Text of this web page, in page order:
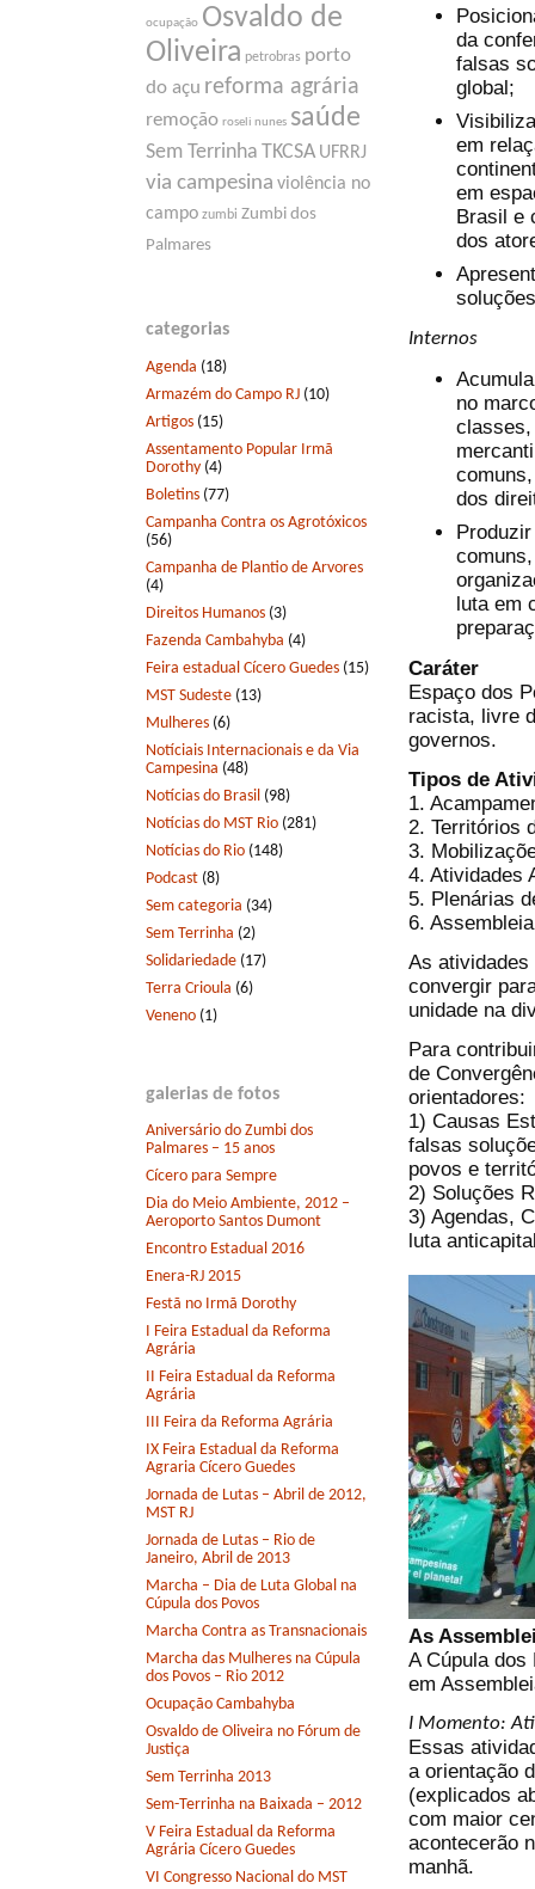
ocupação Osvaldo de
Oliveira petrobras porto
do açu reforma agrária
remoção roseli nunes saúde
Sem Terrinha TKCSA UFRRJ
via campesina violência no
campo zumbi Zumbi dos
Palmares
categorias
Agenda (18)
Armazém do Campo RJ (10)
Artigos (15)
Assentamento Popular Irmã
Dorothy (4)
Boletins (77)
Campanha Contra os Agrotóxicos
(56)
Campanha de Plantio de Arvores
(4)
Direitos Humanos (3)
Fazenda Cambahyba (4)
Feira estadual Cícero Guedes (15)
MST Sudeste (13)
Mulheres (6)
Notíciais Internacionais e da Via
Campesina (48)
Notícias do Brasil (98)
Notícias do MST Rio (281)
Notícias do Rio (148)
Podcast (8)
Sem categoria (34)
Sem Terrinha (2)
Solidariedade (17)
Terra Crioula (6)
Veneno (1)
galerias de fotos
Aniversário do Zumbi dos
Palmares – 15 anos
Cícero para Sempre
Dia do Meio Ambiente, 2012 –
Aeroporto Santos Dumont
Encontro Estadual 2016
Enera-RJ 2015
Festã no Irmã Dorothy
I Feira Estadual da Reforma
Agrária
II Feira Estadual da Reforma
Agrária
III Feira da Reforma Agrária
IX Feira Estadual da Reforma
Agraria Cícero Guedes
Jornada de Lutas – Abril de 2012,
MST RJ
Jornada de Lutas – Rio de
Janeiro, Abril de 2013
Marcha – Dia de Luta Global na
Cúpula dos Povos
Marcha Contra as Transnacionais
Marcha das Mulheres na Cúpula
dos Povos – Rio 2012
Ocupação Cambahyba
Osvaldo de Oliveira no Fórum de
Justiça
Sem Terrinha 2013
Sem-Terrinha na Baixada – 2012
V Feira Estadual da Reforma
Agrária Cícero Guedes
VI Congresso Nacional do MST
da
falsas
global;
em
em
Brasil e
dos
Internos
no
classes,
dos
luta em
Caráter
Espaço dos
racista, livre
governos.
Tipos de
1.
2. Territórios
3.
4. Atividades
5. Plenárias
6.
As atividades
convergir
unidade na
Para
de
orientadores:
1) Causas
falsas
povos e
2) Soluções
3) Agendas,
luta
As
A Cúpula
em
I Momento:
Essas
a orientação
(explicados
com maior
acontecerão
manhã.